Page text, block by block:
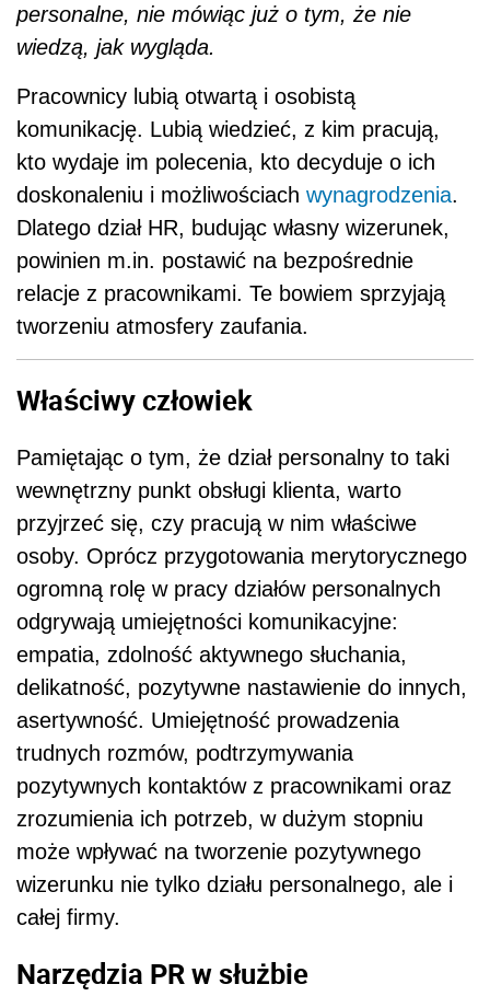
personalne, nie mówiąc już o tym, że nie
wiedzą, jak wygląda.
Pracownicy lubią otwartą i osobistą
komunikację. Lubią wiedzieć, z kim pracują,
kto wydaje im polecenia, kto decyduje o ich
doskonaleniu i możliwościach wynagrodzenia.
Dlatego dział HR, budując własny wizerunek,
powinien m.in. postawić na bezpośrednie
relacje z pracownikami. Te bowiem sprzyjają
tworzeniu atmosfery zaufania.
Właściwy człowiek
Pamiętając o tym, że dział personalny to taki
wewnętrzny punkt obsługi klienta, warto
przyjrzeć się, czy pracują w nim właściwe
osoby. Oprócz przygotowania merytorycznego
ogromną rolę w pracy działów personalnych
odgrywają umiejętności komunikacyjne:
empatia, zdolność aktywnego słuchania,
delikatność, pozytywne nastawienie do innych,
asertywność. Umiejętność prowadzenia
trudnych rozmów, podtrzymywania
pozytywnych kontaktów z pracownikami oraz
zrozumienia ich potrzeb, w dużym stopniu
może wpływać na tworzenie pozytywnego
wizerunku nie tylko działu personalnego, ale i
całej firmy.
Narzędzia PR w służbie